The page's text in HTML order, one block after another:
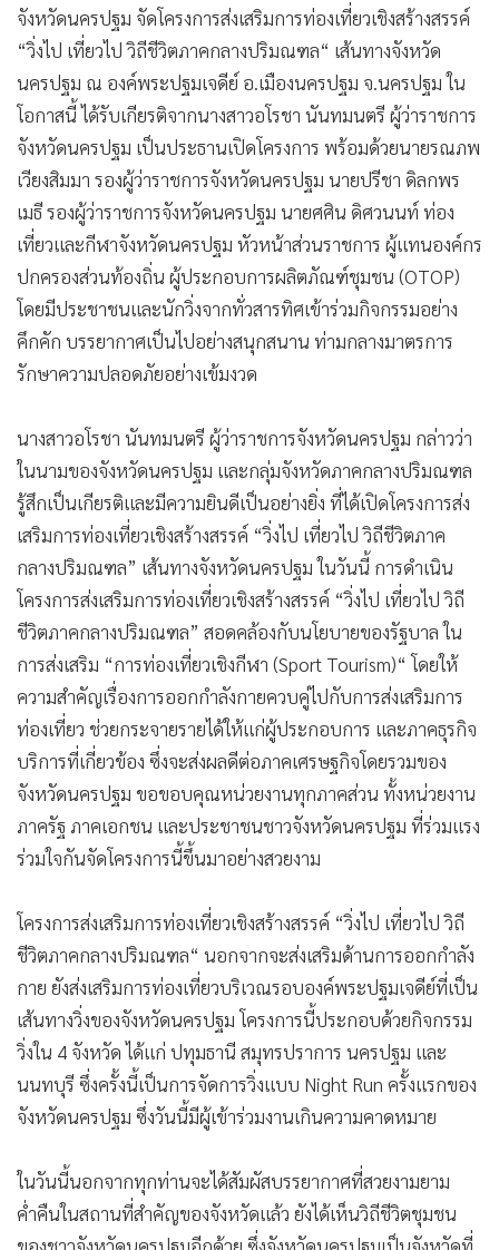
• Factcheck
• ญี่ปุ่น
• News1
• Gotomanager
จังหวัดนครปฐม จัดโครงการส่งเสริมการท่องเที่ยวเชิงสร้างสรรค์
“วิ่งไป เที่ยวไป วิถีชีวิตภาคกลางปริมณฑล“ เส้นทางจังหวัด
นครปฐม ณ องค์พระปฐมเจดีย์ อ.เมืองนครปฐม จ.นครปฐม ใน
โอกาสนี้ ได้รับเกียรติจากนางสาวอโรชา นันทมนตรี ผู้ว่าราชการ
จังหวัดนครปฐม เป็นประธานเปิดโครงการ พร้อมด้วยนายรณภพ
เวียงสิมมา รองผู้ว่าราชการจังหวัดนครปฐม นายปรีชา ดิลกพร
เมธี รองผู้ว่าราชการจังหวัดนครปฐม นายศศิน ดิศวนนท์ ท่อง
เที่ยวและกีฬาจังหวัดนครปฐม หัวหน้าส่วนราชการ ผู้แทนองค์กร
ปกครองส่วนท้องถิ่น ผู้ประกอบการผลิตภัณฑ์ชุมชน (OTOP)
โดยมีประชาชนและนักวิ่งจากทั่วสารทิศเข้าร่วมกิจกรรมอย่าง
คึกคัก บรรยากาศเป็นไปอย่างสนุกสนาน ท่ามกลางมาตรการ
รักษาความปลอดภัยอย่างเข้มงวด
นางสาวอโรชา นันทมนตรี ผู้ว่าราชการจังหวัดนครปฐม กล่าวว่า
ในนามของจังหวัดนครปฐม และกลุ่มจังหวัดภาคกลางปริมณฑล
รู้สึกเป็นเกียรติและมีความยินดีเป็นอย่างยิ่ง ที่ได้เปิดโครงการส่ง
เสริมการท่องเที่ยวเชิงสร้างสรรค์ “วิ่งไป เที่ยวไป วิถีชีวิตภาค
กลางปริมณฑล” เส้นทางจังหวัดนครปฐม ในวันนี้ การดำเนิน
โครงการส่งเสริมการท่องเที่ยวเชิงสร้างสรรค์ “วิ่งไป เที่ยวไป วิถี
ชีวิตภาคกลางปริมณฑล” สอดคล้องกับนโยบายของรัฐบาล ใน
การส่งเสริม “การท่องเที่ยวเชิงกีฬา (Sport Tourism)“ โดยให้
ความสำคัญเรื่องการออกกำลังกายควบคู่ไปกับการส่งเสริมการ
ท่องเที่ยว ช่วยกระจายรายได้ให้แก่ผู้ประกอบการ และภาคธุรกิจ
บริการที่เกี่ยวข้อง ซึ่งจะส่งผลดีต่อภาคเศรษฐกิจโดยรวมของ
จังหวัดนครปฐม ขอขอบคุณหน่วยงานทุกภาคส่วน ทั้งหน่วยงาน
ภาครัฐ ภาคเอกชน และประชาชนชาวจังหวัดนครปฐม ที่ร่วมแรง
ร่วมใจกันจัดโครงการนี้ขึ้นมาอย่างสวยงาม
โครงการส่งเสริมการท่องเที่ยวเชิงสร้างสรรค์ “วิ่งไป เที่ยวไป วิถี
ชีวิตภาคกลางปริมณฑล“ นอกจากจะส่งเสริมด้านการออกกำลัง
กาย ยังส่งเสริมการท่องเที่ยวบริเวณรอบองค์พระปฐมเจดีย์ที่เป็น
เส้นทางวิ่งของจังหวัดนครปฐม โครงการนี้ประกอบด้วยกิจกรรม
วิ่งใน 4 จังหวัด ได้แก่ ปทุมธานี สมุทรปราการ นครปฐม และ
นนทบุรี ซึ่งครั้งนี้เป็นการจัดการวิ่งแบบ Night Run ครั้งแรกของ
จังหวัดนครปฐม ซึ่งวันนี้มีผู้เข้าร่วมงานเกินความคาดหมาย
ในวันนี้นอกจากทุกท่านจะได้สัมผัสบรรยากาศที่สวยงามยาม
ค่ำคืนในสถานที่สำคัญของจังหวัดแล้ว ยังได้เห็นวิถีชีวิตชุมชน